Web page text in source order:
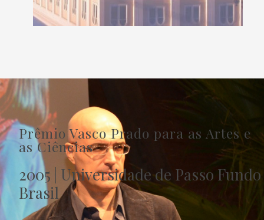
Prêmio Vasco Prado para as Artes e
as Ciências
2005 | Universidade de Passo Fundo
Brasil